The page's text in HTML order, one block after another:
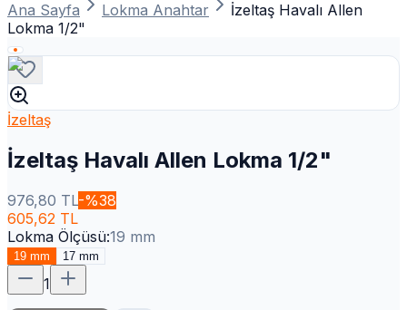
Ana Sayfa Lokma Anahtar
İzeltaş Havalı Allen
Lokma 1/2"
İzeltaş
İzeltaş Havalı Allen Lokma 1/2"
976,80 TL-%38
605,62 TL
Lokma Ölçüsü:19 mm
19 mm 17 mm
1